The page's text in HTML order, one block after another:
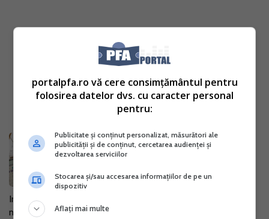
Incetare activitate PFA. Ce se
intampla cu veniturile din facturile
Incetarea activitatii unei persoane fizice autorizate trebuie
mentionata in Registrul Comertului in termen de 15 zile, pe
portalpfa.ro vă cere consimțământul pentru
folosirea datelor dvs. cu caracter personal
pentru:
Publicitate și conținut personalizat, măsurători ale
publicității și de conținut, cercetarea audienței și
dezvoltarea serviciilor
Stocarea și/sau accesarea informațiilor de pe un
dispozitiv
Aflați mai multe